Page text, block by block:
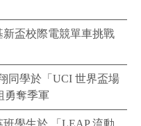
新盃校際電競單車挑戰
同學於「UCI 世界盃場
勇奪季軍
班學生於 「LEAP 流動